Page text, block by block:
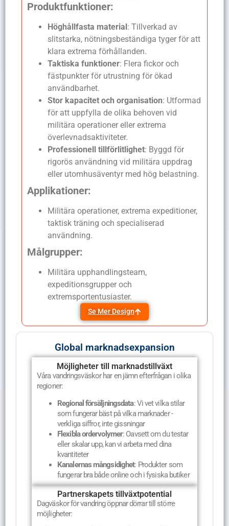
Produktfunktioner:
Höghållfasta material: Tillverkad av
slitstarka, nötningsbeständiga tyger för att
klara extrema förhållanden.
Taktiska funktioner: Flera fickor och
fästpunkter för utrustning för ökad
användbarhet.
Stor kapacitet och organisation: Utformad
för att uppfylla de olika behoven vid
militära operationer eller extrema
överlevnadsaktiviteter.
Professionell tillförlitlighet: Byggd för
rigorös användning vid militära uppdrag
eller utomhusäventyr med hög belastning.
Applikationer:
Militära operationer, extrema expeditioner,
taktisk träning och specialiserad
användning.
Målgrupper:
Militära upphandlingsteam,
expeditionsgrupper och
extremsportentusiaster.
Se Mer Design
Global marknadsexpansion
Möjligheter till marknadstillväxt
Våra vandringsväskor har en jämn efterfrågan i olika
regioner:
Regional försäljningsdata: Vi vet vilka stilar
som fungerar bäst på vilka marknader -
verkliga siffror, inte gissningar
Flexibla ordervolymer: Oavsett om du testar
eller skalar upp, kan vi arbeta med dina
kvantiteter
Kanalernas mångsidighet: Produkter som
fungerar bra både online och i fysiska butiker
Partnerskapets tillväxtpotential
Dagväskor för vandring öppnar dörrar till större
möjligheter: